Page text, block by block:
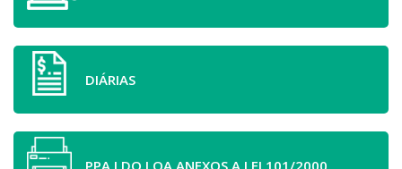
DIÁRIAS
PPA LDO LOA ANEXOS A LEI 101/2000